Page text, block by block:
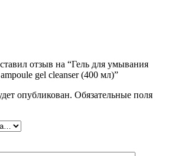
отзыв на “Гель для умывания
gel cleanser (400 мл)”
опубликован. Обязательные поля